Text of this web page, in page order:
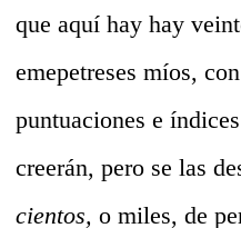
que aquí hay hay
emepetreses míos,
puntuaciones e
creerán, pero se las
cientos, o miles, de